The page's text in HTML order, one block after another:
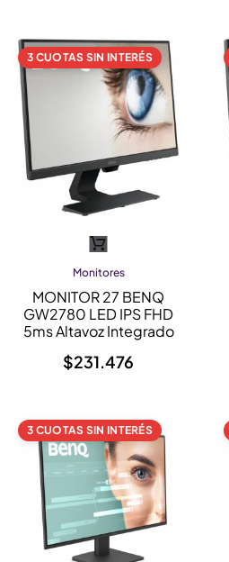
3 CUOTAS SIN INTERÉS
Monitores
MONITOR 27 BENQ
GW2780 LED IPS FHD
5ms Altavoz Integrado
$231.476
3 CUOTAS SIN INTERÉS